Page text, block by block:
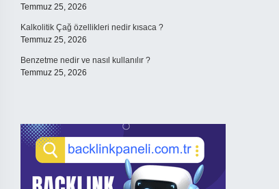
Temmuz 25, 2026
Kalkolitik Çağ özellikleri nedir kısaca ?
Temmuz 25, 2026
Benzetme nedir ve nasıl kullanılır ?
Temmuz 25, 2026